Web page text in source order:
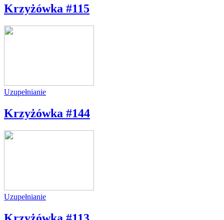
Krzyżówka #115
Uzupełnianie
Krzyżówka #144
Uzupełnianie